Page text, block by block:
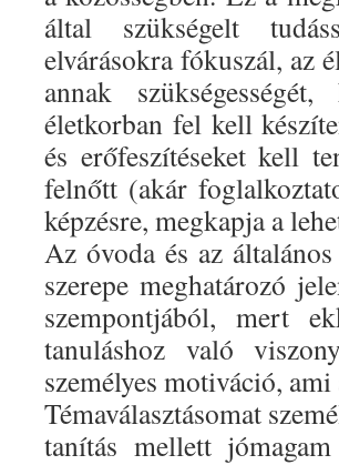
által szükségelt
elvárásokra fókuszál, az
annak
életkorban fel kell
és erőfeszítéseket kell
felnőtt (akár
képzésre, megkapja a
Az óvoda és az
szerepe meghatározó
szempontjából, mert
tanuláshoz való
személyes motiváció,
Témaválasztásomat
tanítás mellett